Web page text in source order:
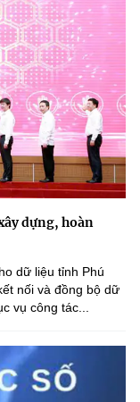
dựng, hoàn
dữ liệu tỉnh Phú
nối và đồng bộ dữ
vụ công tác...